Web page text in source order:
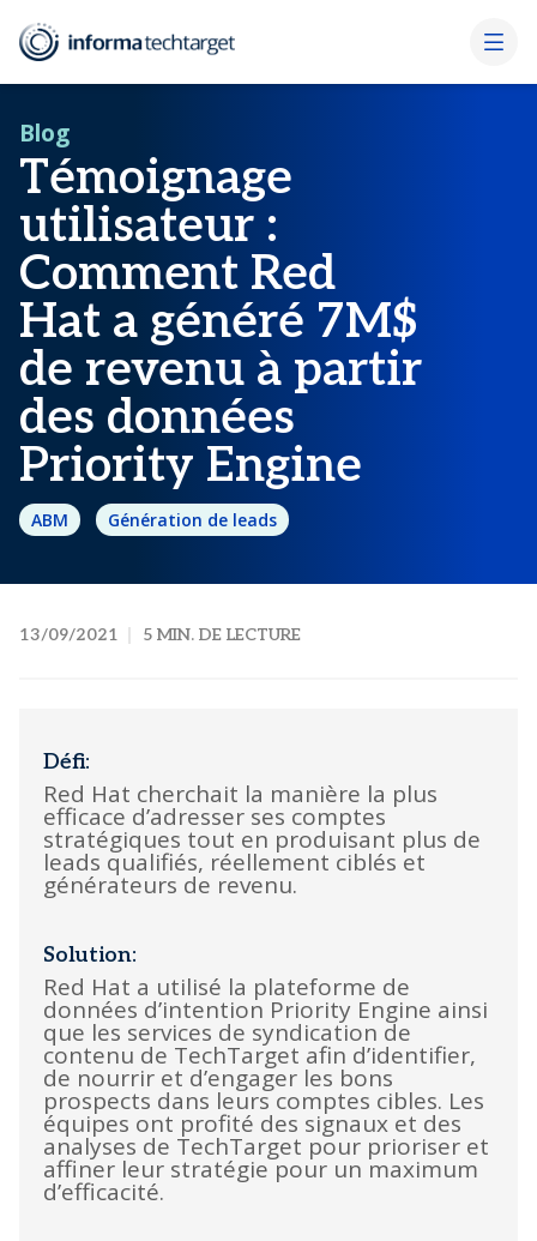
Blog
Témoignage
utilisateur :
Comment Red
Hat a généré 7M$
de revenu à partir
des données
Priority Engine
ABM Génération de leads
13/09/2021 5 MIN. DE LECTURE
Défi:
Red Hat cherchait la manière la plus
efficace d’adresser ses comptes
stratégiques tout en produisant plus de
leads qualifiés, réellement ciblés et
générateurs de revenu.
Solution:
Red Hat a utilisé la plateforme de
données d’intention Priority Engine ainsi
que les services de syndication de
contenu de TechTarget afin d’identifier,
de nourrir et d’engager les bons
prospects dans leurs comptes cibles. Les
équipes ont profité des signaux et des
analyses de TechTarget pour prioriser et
affiner leur stratégie pour un maximum
d’efficacité.